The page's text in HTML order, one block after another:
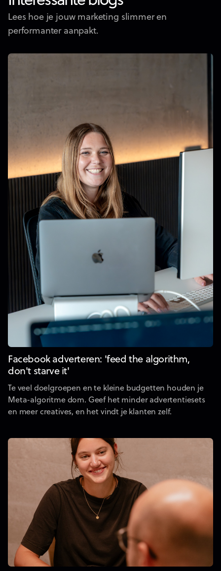
Lees hoe je jouw marketing slimmer en
performanter aanpakt.
Facebook adverteren: 'feed the algorithm,
don't starve it'
Te veel doelgroepen en te kleine budgetten houden je
Meta-algoritme dom. Geef het minder advertentiesets
en meer creatives, en het vindt je klanten zelf.